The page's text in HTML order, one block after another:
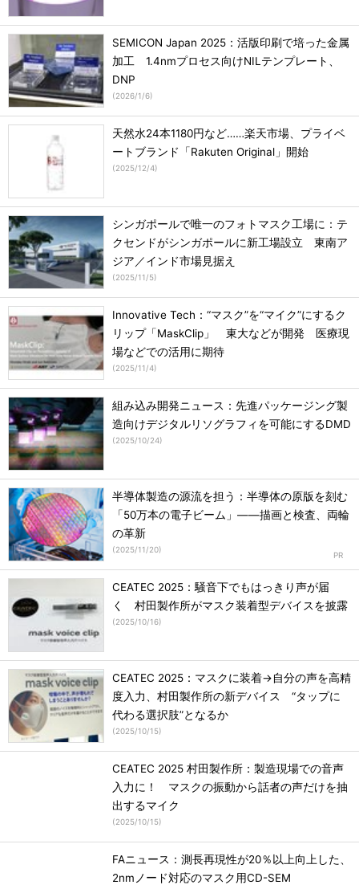
SEMICON Japan 2025：活版印刷で培った金属
加工 1.4nmプロセス向けNILテンプレート、
DNP
(2026/1/6)
天然水24本1180円など……楽天市場、プライベ
ートブランド「Rakuten Original」開始
(2025/12/4)
シンガポールで唯一のフォトマスク工場に：テ
クセンドがシンガポールに新工場設立 東南ア
ジア／インド市場見据え
(2025/11/5)
Innovative Tech：“マスク”を“マイク”にするク
リップ「MaskClip」 東大などが開発 医療現
場などでの活用に期待
(2025/11/4)
組み込み開発ニュース：先進パッケージング製
造向けデジタルリソグラフィを可能にするDMD
(2025/10/24)
半導体製造の源流を担う：半導体の原版を刻む
「50万本の電子ビーム」――描画と検査、両輪
の革新
(2025/11/20)
CEATEC 2025：騒音下でもはっきり声が届
く 村田製作所がマスク装着型デバイスを披露
(2025/10/16)
CEATEC 2025：マスクに装着→自分の声を高精
度入力、村田製作所の新デバイス “タップに
代わる選択肢”となるか
(2025/10/15)
CEATEC 2025 村田製作所：製造現場での音声
入力に！ マスクの振動から話者の声だけを抽
出するマイク
(2025/10/15)
FAニュース：測長再現性が20％以上向上した、
2nmノード対応のマスク用CD-SEM